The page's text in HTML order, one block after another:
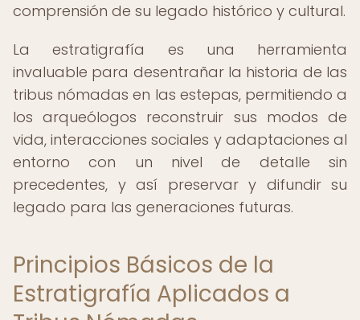
comprensión de su legado histórico y cultural.
La estratigrafía es una herramienta
invaluable para desentrañar la historia de las
tribus nómadas en las estepas, permitiendo a
los arqueólogos reconstruir sus modos de
vida, interacciones sociales y adaptaciones al
entorno con un nivel de detalle sin
precedentes, y así preservar y difundir su
legado para las generaciones futuras.
Principios Básicos de la
Estratigrafía Aplicados a